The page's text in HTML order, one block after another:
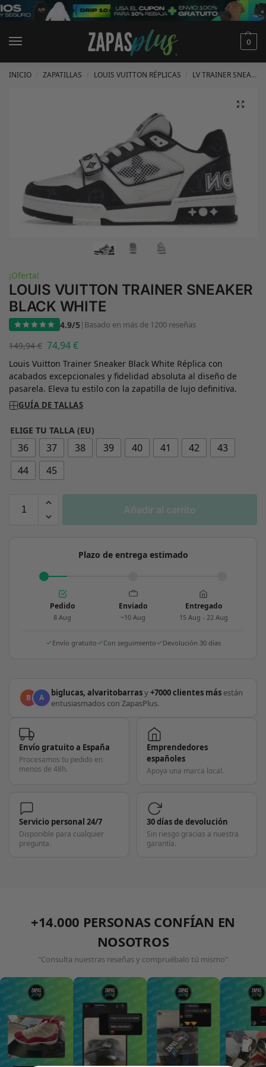
0
INICIO ZAPATILLAS LOUIS VUITTON RÉPLICAS LV TRAINER SNEAKER RÉPLICAS
¡Oferta!
LOUIS VUITTON TRAINER SNEAKER
BLACK WHITE
4.9/5| Basado en más de 1200 reseñas
149,94€ 74,94€
Louis Vuitton Trainer Sneaker Black White Réplica con
acabados excepcionales y fidelidad absoluta al diseño de
pasarela. Eleva tu estilo con la zapatilla de lujo definitiva.
GUÍA DE TALLAS
ELIGE TU TALLA (EU)
36 37 38 39 40 41 42
43
44
45
Añadir al carrito
Plazo de entrega estimado
Pedido
8 Aug
Enviado
~10 Aug
Entregado
15 Aug - 22 Aug
Envío gratuito Con seguimiento Devolución 30 días
B A biglucas, alvaritobarrasy+7000 clientes más están
entusiasmados con ZapasPlus.
Envío gratuito a España
Procesamos tu pedido en
menos de 48h.
Emprendedores
españoles
Apoya una marca local.
Servicio personal 24/7
Disponible para cualquier
pregunta.
30 días de devolución
Sin riesgo gracias a nuestra
garantía.
+14.000 PERSONAS CONFÍAN EN
NOSOTROS
"Consulta nuestras reseñas y compruébalo tú mismo"